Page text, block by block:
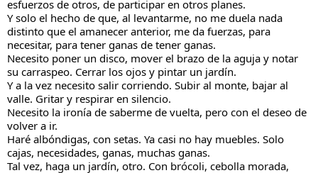
esfuerzos de otros, de participar en otros planes.
Y solo el hecho de que, al levantarme, no me duela nada
distinto que el amanecer anterior, me da fuerzas, para
necesitar, para tener ganas de tener ganas.
Necesito poner un disco, mover el brazo de la aguja y notar
su carraspeo. Cerrar los ojos y pintar un jardín.
Y a la vez necesito salir corriendo. Subir al monte, bajar al
valle. Gritar y respirar en silencio.
Necesito la ironía de saberme de vuelta, pero con el deseo de
volver a ir.
Haré albóndigas, con setas. Ya casi no hay muebles. Solo
cajas, necesidades, ganas, muchas ganas.
Tal vez, haga un jardín, otro. Con brócoli, cebolla morada,